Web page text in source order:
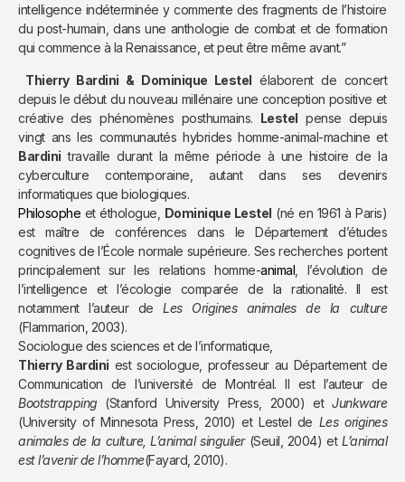
intelligence indéterminée y commente des fragments de l’histoire
du post-humain, dans une anthologie de combat et de formation
qui commence à la Renaissance, et peut être même avant.”
Thierry Bardini & Dominique Lestel élaborent de concert
depuis le début du nouveau millénaire une conception positive et
créative des phénomènes posthumains. Lestel pense depuis
vingt ans les communautés hybrides homme-animal-machine et
Bardini travaille durant la même période à une histoire de la
cyberculture contemporaine, autant dans ses devenirs
informatiques que biologiques.
Philosophe et éthologue, Dominique Lestel (né en 1961 à Paris)
est maître de conférences dans le Département d’études
cognitives de l’École normale supérieure. Ses recherches portent
principalement sur les relations homme-animal , l’évolution de
l’intelligence et l’écologie comparée de la rationalité. Il est
notamment l’auteur deLes Origines animales de la culture
(Flammarion, 2003).
Sociologue des sciences et de l’informatique,
Thierry Bardini est sociologue, professeur au Département de
Communication de l’université de Montréal. Il est l’auteur de
Bootstrapping (Stanford University Press, 2000) et Junkware
(University of Minnesota Press, 2010) et Lestel de Les origines
animales de la culture, L’animal singulier(Seuil, 2004) etL’animal
est l’avenir de l’homme(Fayard, 2010).